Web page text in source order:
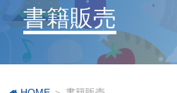
書籍販売